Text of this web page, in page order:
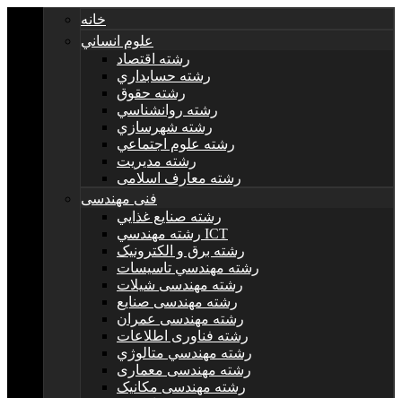
خانه
علوم انساني
رشته اقتصاد
رشته حسابداري
رشته حقوق
رشته روانشناسي
رشته شهرسازي
رشته علوم اجتماعي
رشته مديريت
رشته معارف اسلامی
فنی مهندسی
رشته صنايع غذايي
رشته مهندسي ICT
رشته برق و الکترونيک
رشته مهندسي تاسيسات
رشته مهندسی شیلات
رشته مهندسی صنایع
رشته مهندسی عمران
رشته فناوری اطلاعات
رشته مهندسي متالوژي
رشته مهندسی معماری
رشته مهندسی مکانیک